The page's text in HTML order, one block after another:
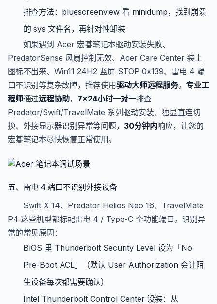
排查方法：bluescreenview 看 minidump，找到崩溃
的 sys 文件名，再针对性卸装
如果遇到 Acer 宏碁笔记本驱动安装失败、
PredatorSense 风扇控制无效、Acer Care Center 装上
图标不出来、Win11 24H2 蓝屏 STOP 0x139、雷电 4 端
口不识别等复杂故障，推荐使用驱动大师远程服务。 专业工
程师通过远程协助， 7×24小时一对一排查
Predator/Swift/TravelMate 系列驱动安装、独显直连切
换、外接显示器识别异常等问题， 30分钟内响应，让您的
宏碁笔记本尽快恢复正常使用。
五、雷电 4 端口不识别外接设备
Swift X 14、Predator Helios Neo 16、TravelMate
P4 这些机型都标配雷电 4 / Type-C 全功能端口。识别异
常的常见原因：
BIOS 里 Thunderbolt Security Level 设为「No
Pre-Boot ACL」（默认 User Authorization 会让陌
生设备每次都需要确认）
Intel Thunderbolt Control Center 没装：从